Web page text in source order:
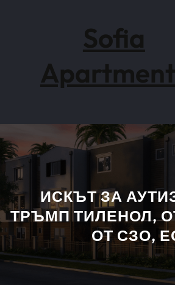
Sofia
ИСКЪТ ЗА
ТРЪМП ТИЛЕНОЛ,
ОТ СЗО,